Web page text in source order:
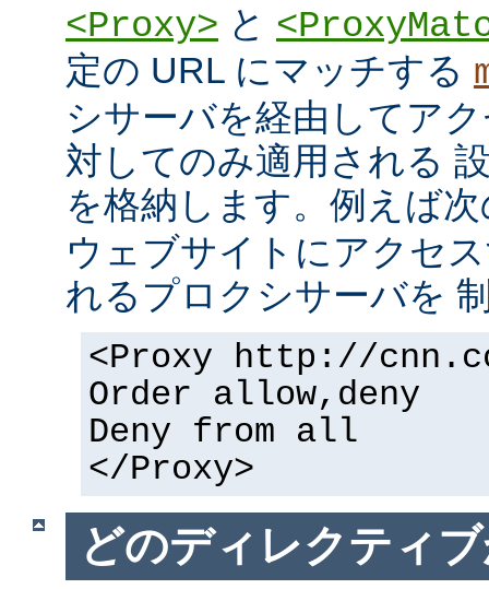
<Proxy> と
定の URL にマッチする
シサーバを経由してア
対してのみ適用される
を格納します。例えば
ウェブサイトにアクセ
れるプロクシサーバを
<Proxy http://
Order allow,deny
Deny from all
</Proxy>
どのディレクティ